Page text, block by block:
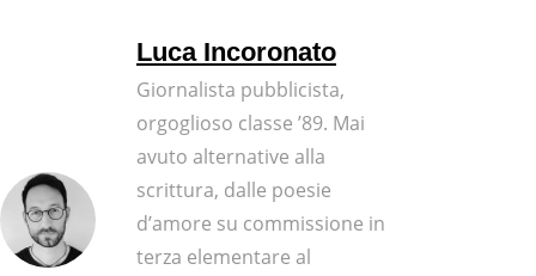
Luca Incoronato
Giornalista pubblicista,
orgoglioso classe ’89. Mai
avuto alternative alla
scrittura, dalle poesie
d’amore su commissione in
terza elementare al